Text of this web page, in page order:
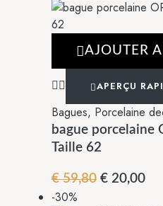
AJOUTER
APERÇU
Bagues, Porcelaine
bague porcelaine
Taille 62
€59,80 € 20,00
-30%